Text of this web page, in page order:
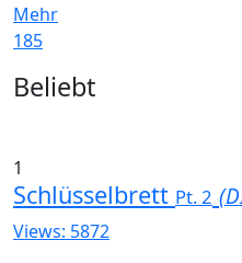
Mehr
185
Widgets
Beliebt
1
Schlüsselbrett Pt. 2
Views: 5872